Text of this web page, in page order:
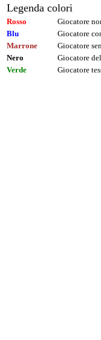
Legenda colori
Rosso
Giocatore
Blu
Giocatore
Marrone
Giocatore
Nero
Giocatore
Verde
Giocatore